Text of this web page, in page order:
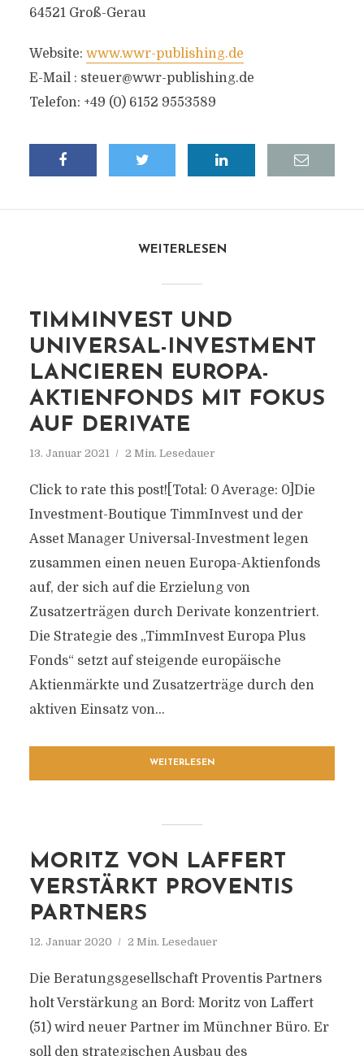
64521 Groß-Gerau
Website: www.wwr-publishing.de
E-Mail : steuer@wwr-publishing.de
Telefon: +49 (0) 6152 9553589
WEITERLESEN
TIMMINVEST UND
UNIVERSAL-INVESTMENT
LANCIEREN EUROPA-
AKTIENFONDS MIT FOKUS
AUF DERIVATE
13. Januar 2021 2 Min. Lesedauer
Click to rate this post![Total: 0 Average: 0]Die
Investment-Boutique TimmInvest und der
Asset Manager Universal-Investment legen
zusammen einen neuen Europa-Aktienfonds
auf, der sich auf die Erzielung von
Zusatzerträgen durch Derivate konzentriert.
Die Strategie des „TimmInvest Europa Plus
Fonds“ setzt auf steigende europäische
Aktienmärkte und Zusatzerträge durch den
aktiven Einsatz von...
WEITERLESEN
MORITZ VON LAFFERT
VERSTÄRKT PROVENTIS
PARTNERS
12. Januar 2020 2 Min. Lesedauer
Die Beratungsgesellschaft Proventis Partners
holt Verstärkung an Bord: Moritz von Laffert
(51) wird neuer Partner im Münchner Büro. Er
soll den strategischen Ausbau des